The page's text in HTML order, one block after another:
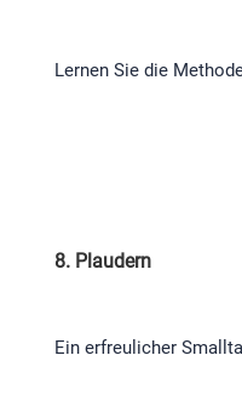
Lernen Sie die
8. Plaudern
Ein erfreulicher